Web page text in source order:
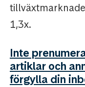
1,3x.
Inte
artiklar och
förgylla din